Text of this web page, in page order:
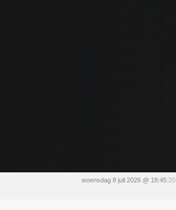
woensdag 8 juli 2026 @ 18:45:20